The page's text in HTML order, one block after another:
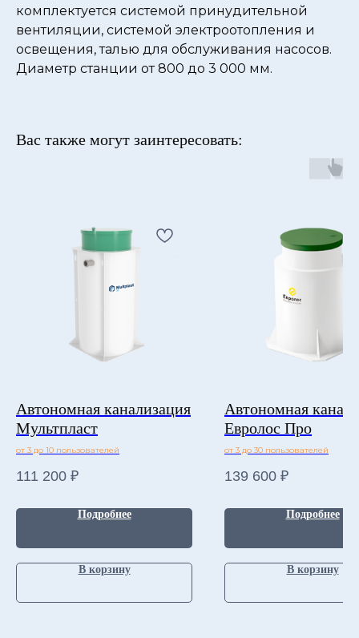
комплектуется системой принудительной
вентиляции, системой электроотопления и
освещения, талью для обслуживания насосов.
Диаметр станции от 800 до 3 000 мм.
Вас также могут заинтересовать:
Автономная канализация
Мультпласт
от 3 до 10 пользователей
111 200 ₽
Подробнее
В корзину
Автономная
Евролос Про
от 3 до 30 пользователей
139 600 ₽
Подробнее
В корзину